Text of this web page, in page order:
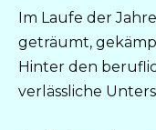
Im Laufe der
geträumt,
Hinter den
verlässliche